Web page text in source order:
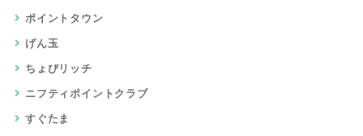
ポイントタウン
げん玉
ちょびリッチ
ニフティポイントクラブ
すぐたま